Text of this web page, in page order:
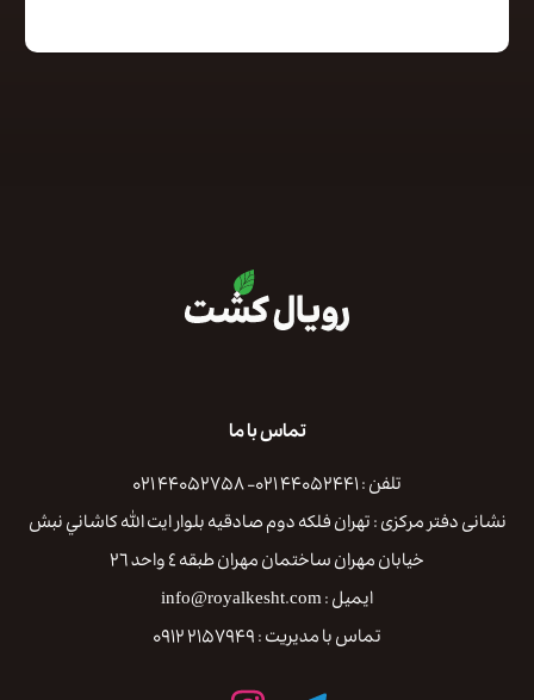
تماس با ما
تلفن : ۴۴۰۵۲۴۴۱ ۰۲۱- ۴۴۰۵۲۷۵۸ ۰۲۱
نشانی دفتر مرکزی : تهران فلكه دوم صادقيه بلوار ايت الله كاشاني نبش
خيابان مهران ساختمان مهران طبقه ٤ واحد ٢٦
ایمیل : info@royalkesht.com
تماس با مدیریت : ۲۱۵۷۹۴۹ ۰۹۱۲